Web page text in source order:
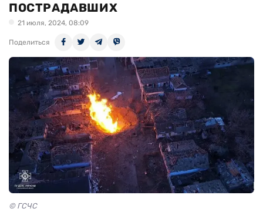
ПОСТРАДАВШИХ
21 июля, 2024, 08:09
Поделиться
© ГСЧС